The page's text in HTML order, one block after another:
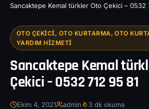
Sancaktepe Kemal türkler Oto Çekici – 0532
OTO ÇEKICI, OTO KURTARMA, OTO
YARDIM HIZMETI
Sancaktepe Kemal
Çekici – 0532 712 95 81
Ekim 4, 2021 admin 3 dk okuma